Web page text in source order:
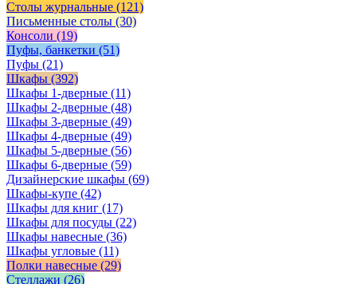
Столы журнальные (121)
Письменные столы (30)
Консоли (19)
Пуфы, банкетки (51)
Пуфы (21)
Шкафы (392)
Шкафы 1-дверные (11)
Шкафы 2-дверные (48)
Шкафы 3-дверные (49)
Шкафы 4-дверные (49)
Шкафы 5-дверные (56)
Шкафы 6-дверные (59)
Дизайнерские шкафы (69)
Шкафы-купе (42)
Шкафы для книг (17)
Шкафы для посуды (22)
Шкафы навесные (36)
Шкафы угловые (11)
Полки навесные (29)
Стеллажи (26)